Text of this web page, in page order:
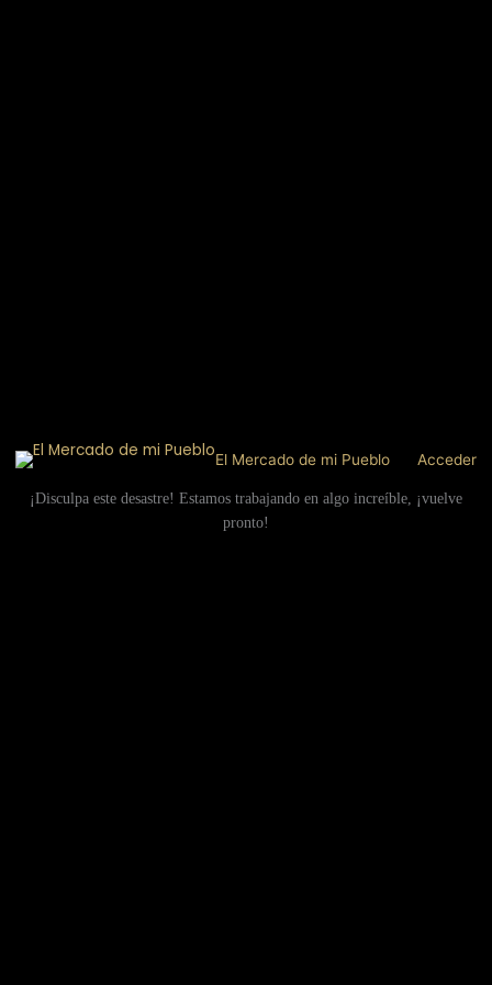
El Mercado de mi Pueblo Acceder
¡Disculpa este desastre! Estamos trabajando en algo increíble, ¡vuelve
pronto!